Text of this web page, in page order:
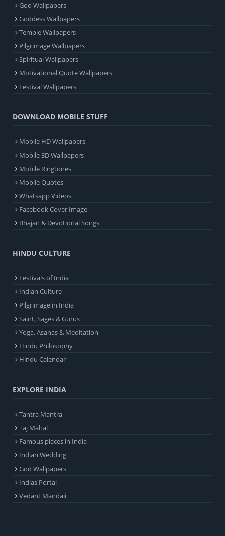
God Wallpapers
Goddess Wallpapers
Temple Wallpapers
Pilgrimage Wallpapers
Spiritual Wallpapers
Motivational Quote Wallpapers
Festival Wallpapers
DOWNLOAD MOBILE STUFF
Mobile HD Wallpapers
Mobile 3D Wallpapers
Mobile Ringtones
Mobile Quotes
Whatsapp Videos
Facebook Cover Image
Bhajan & Devotional Songs
HINDU CULTURE
Festivals of India
Indian Culture
Pilgrimage in India
Saint, Sages & Gurus
Yoga, Asanas & Meditation
Hindu Philosophy
Hindu Calendar
EXPLORE INDIA
Tantra Mantra
Taj Mahal
Famous places in India
Indian Wedding
God Wallpapers
Indias Portal
Vedant Mandali